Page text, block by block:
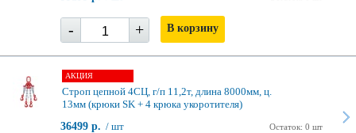
- + В корзину
АКЦИЯ
Строп цепной 4СЦ, г/п 11,2т, длина 8000мм, ц.
13мм (крюки SK + 4 крюка укоротителя)
Остаток: 0 шт
36499 р. / шт